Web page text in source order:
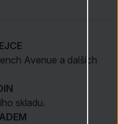
Avenue a dalších
skladu.